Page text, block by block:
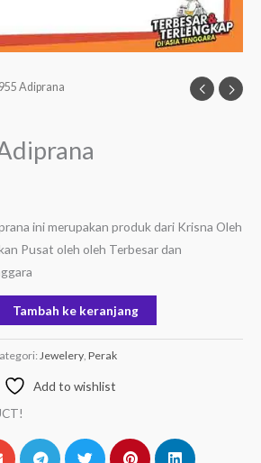
Adiprana
ini merupakan produk dari Krisna Oleh
Pusat oleh oleh Terbesar dan
Tambah ke keranjang
Jewelery Perak
Add to wishlist